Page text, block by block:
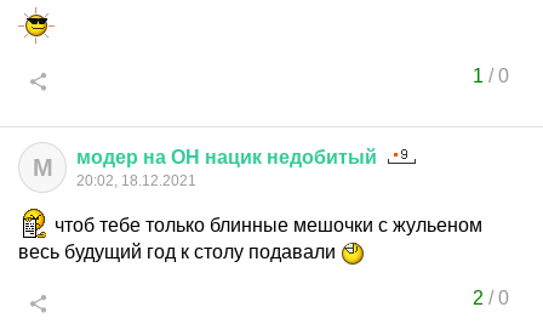
1 /0
М модер на ОН нацик недобитый
20:02, 18.12.2021
чтоб тебе только блинные мешочки с жульеном
весь будущий год к столу подавали
2 /0